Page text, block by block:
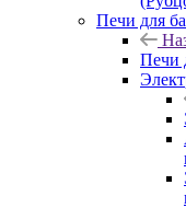
Печи для
Печи